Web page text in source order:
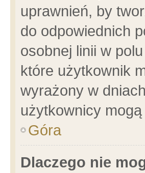
uprawnień, by
do odpowiednich
osobnej linii w
które użytkownik
wyrażony w
użytkownicy
Góra
Dlaczego nie